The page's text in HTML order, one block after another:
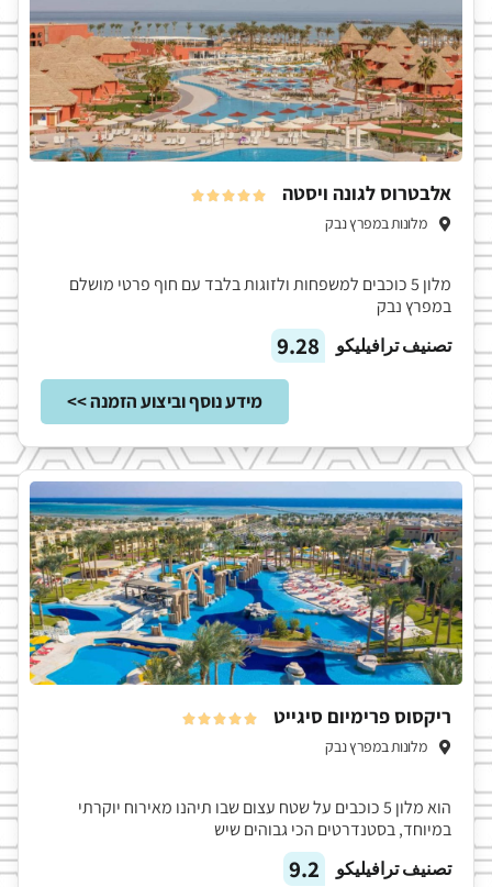
אלבטרוס לגונה ויסטה 




מלונות במפרץ נבק
מלון 5 כוכבים למשפחות ולזוגות בלבד עם חוף פרטי מושלם
במפרץ נבק
تصنيف ترافيليكو
9.28
מידע נוסף וביצוע הזמנה >>
ריקסוס פרימיום סיגייט 




מלונות במפרץ נבק
הוא מלון 5 כוכבים על שטח עצום שבו תיהנו מאירוח יוקרתי
במיוחד, בסטנדרטים הכי גבוהים שיש
تصنيف ترافيليكو
9.2